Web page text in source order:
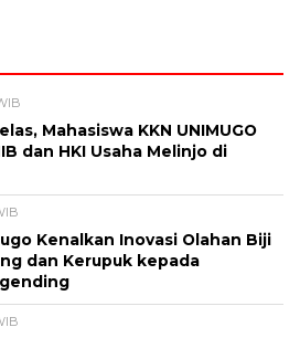
Mahasiswa KKN UNIMUGO
dan HKI Usaha Melinjo di
Kenalkan Inovasi Olahan Biji
dan Kerupuk kepada